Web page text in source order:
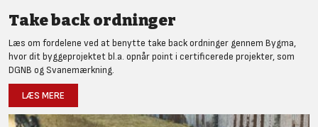
Take back ordninger
Læs om fordelene ved at benytte take back ordninger gennem Bygma,
hvor dit byggeprojektet bl.a. opnår point i certificerede projekter, som
DGNB og Svanemærkning.
LÆS MERE